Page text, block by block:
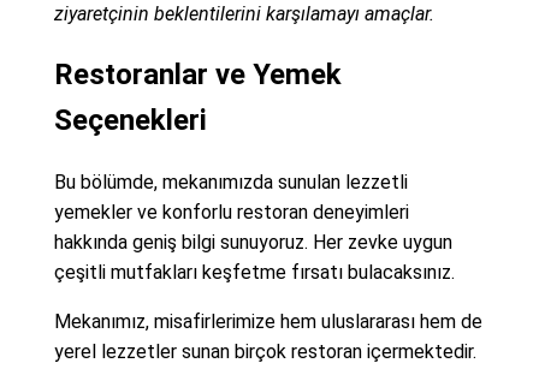
ziyaretçinin beklentilerini karşılamayı amaçlar.
Restoranlar ve Yemek
Seçenekleri
Bu bölümde, mekanımızda sunulan lezzetli
yemekler ve konforlu restoran deneyimleri
hakkında geniş bilgi sunuyoruz. Her zevke uygun
çeşitli mutfakları keşfetme fırsatı bulacaksınız.
Mekanımız, misafirlerimize hem uluslararası hem de
yerel lezzetler sunan birçok restoran içermektedir.